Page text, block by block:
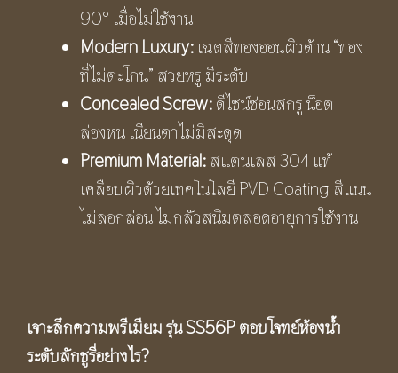
90° เมื่อไม่ใช้งาน
Modern Luxury: เฉดสีทองอ่อนผิวด้าน “ทอง
ที่ไม่ตะโกน” สวยหรู มีระดับ
Concealed Screw:ดีไซน์ซ่อนสกรู น็อต
ล่องหน เนียนตาไม่มีสะดุด
Premium Material:สแตนเลส 304 แท้
เคลือบผิวด้วยเทคโนโลยี PVD Coating สีแน่น
ไม่ลอกล่อน ไม่กลัวสนิมตลอดอายุการใช้งาน
เจาะลึกความพรีเมียม รุ่นSS56P ตอบโจทย์ห้องน้ำ
ระดับลักชูรี่อย่างไร?